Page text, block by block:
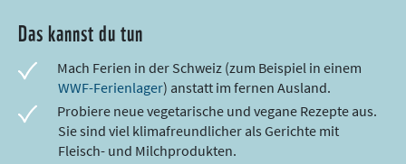
Das kannst du tun
Mach Ferien in der Schweiz (zum Beispiel in einem
WWF-Ferienlager) anstatt im fernen Ausland.
Probiere neue vegetarische und vegane Rezepte aus.
Sie sind viel klimafreundlicher als Gerichte mit
Fleisch- und Milchprodukten.